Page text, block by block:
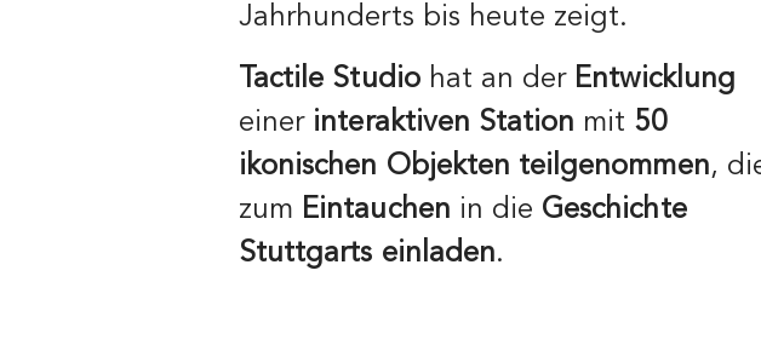
Jahrhunderts bis heute zeigt.
Tactile Studiohat an der Entwicklung
einer interaktiven Station mit 50
ikonischen Objekten teilgenommen,
zum Eintauchen in die Geschichte
Stuttgarts einladen.